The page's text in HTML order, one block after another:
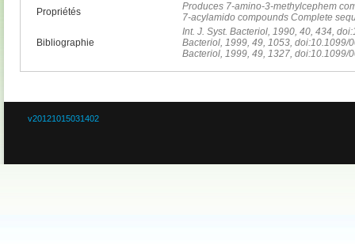
Propriétés
Produces 7-amino-3-methylcephem
7-acylamido compounds Complete
Bibliographie
Int. J. Syst. Bacteriol, 1990, 40, 434,
Bacteriol, 1999, 49, 1053, doi:10.1099/
Bacteriol, 1999, 49, 1327, doi:10.1099/
v20121015031402